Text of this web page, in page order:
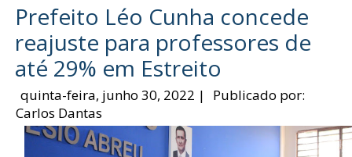
Prefeito Léo Cunha concede
reajuste para professores de
até 29% em Estreito
quinta-feira, junho 30, 2022 |
Publicado por:
Carlos Dantas